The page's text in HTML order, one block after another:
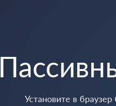
Установите в